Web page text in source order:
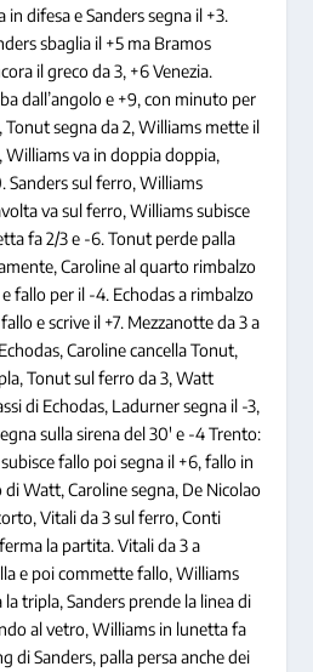
in difesa e Sanders segna il +3.
sbaglia il +5 ma Bramos
il greco da 3, +6 Venezia.
dall’angolo e +9, con minuto per
segna da 2, Williams mette il
Williams va in doppia doppia,
Sanders sul ferro, Williams
va sul ferro, Williams subisce
fa 2/3 e -6. Tonut perde palla
Caroline al quarto rimbalzo
fallo per il -4. Echodas a rimbalzo
e scrive il +7. Mezzanotte da 3 a
Caroline cancella Tonut,
Tonut sul ferro da 3, Watt
di Echodas, Ladurner segna il -3,
sulla sirena del 30′ e -4 Trento:
fallo poi segna il +6, fallo in
Watt, Caroline segna, De Nicolao
Vitali da 3 sul ferro, Conti
la partita. Vitali da 3 a
e poi commette fallo, Williams
la tripla, Sanders prende la linea di
al vetro, Williams in lunetta fa
di Sanders, palla persa anche dei